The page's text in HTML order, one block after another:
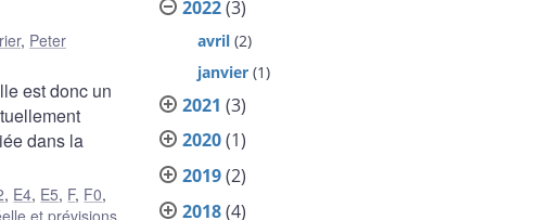
, Peter
est donc un
dans la
, E4, E5, F, F0,
2022(3)
avril (2)
janvier (1)
2021 (3)
2020(1)
2019(2)
2018(4)